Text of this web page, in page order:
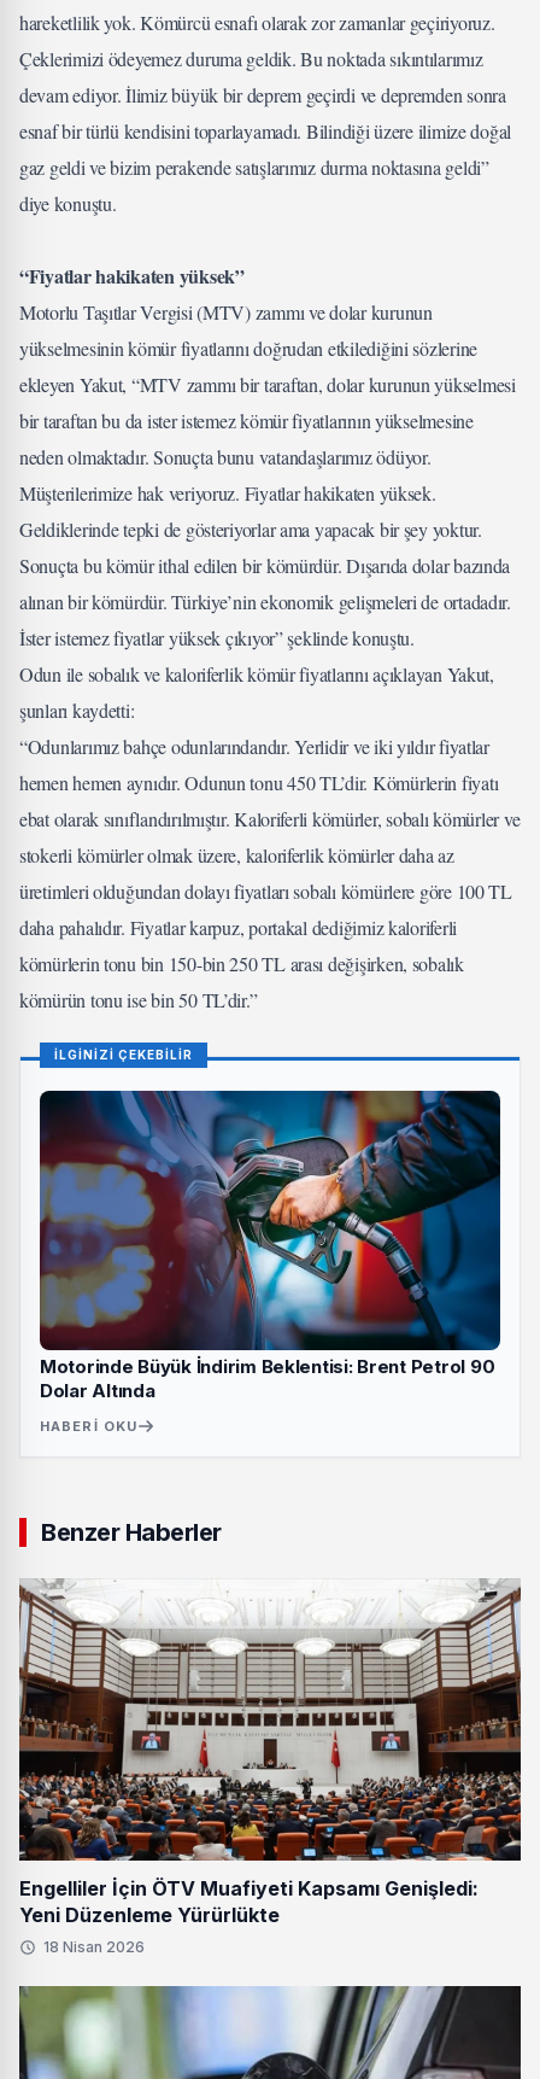
hareketlilik yok. Kömürcü esnafı olarak zor zamanlar geçiriyoruz.
Çeklerimizi ödeyemez duruma geldik. Bu noktada sıkıntılarımız
devam ediyor. İlimiz büyük bir deprem geçirdi ve depremden sonra
esnaf bir türlü kendisini toparlayamadı. Bilindiği üzere ilimize doğal
gaz geldi ve bizim perakende satışlarımız durma noktasına geldi”
diye konuştu.
“Fiyatlar hakikaten yüksek”
Motorlu Taşıtlar Vergisi (MTV) zammı ve dolar kurunun
yükselmesinin kömür fiyatlarını doğrudan etkilediğini sözlerine
ekleyen Yakut, “MTV zammı bir taraftan, dolar kurunun yükselmesi
bir taraftan bu da ister istemez kömür fiyatlarının yükselmesine
neden olmaktadır. Sonuçta bunu vatandaşlarımız ödüyor.
Müşterilerimize hak veriyoruz. Fiyatlar hakikaten yüksek.
Geldiklerinde tepki de gösteriyorlar ama yapacak bir şey yoktur.
Sonuçta bu kömür ithal edilen bir kömürdür. Dışarıda dolar bazında
alınan bir kömürdür. Türkiye’nin ekonomik gelişmeleri de ortadadır.
İster istemez fiyatlar yüksek çıkıyor” şeklinde konuştu.
Odun ile sobalık ve kaloriferlik kömür fiyatlarını açıklayan Yakut,
şunları kaydetti:
“Odunlarımız bahçe odunlarındandır. Yerlidir ve iki yıldır fiyatlar
hemen hemen aynıdır. Odunun tonu 450 TL’dir. Kömürlerin fiyatı
ebat olarak sınıflandırılmıştır. Kaloriferli kömürler, sobalı kömürler ve
stokerli kömürler olmak üzere, kaloriferlik kömürler daha az
üretimleri olduğundan dolayı fiyatları sobalı kömürlere göre 100 TL
daha pahalıdır. Fiyatlar karpuz, portakal dediğimiz kaloriferli
kömürlerin tonu bin 150-bin 250 TL arası değişirken, sobalık
kömürün tonu ise bin 50 TL’dir.”
İLGİNİZİ ÇEKEBİLİR
Motorinde Büyük İndirim Beklentisi: Brent Petrol 90
Dolar Altında
HABERI OKU
Benzer Haberler
Engelliler İçin ÖTV Muafiyeti Kapsamı Genişledi:
Yeni Düzenleme Yürürlükte
18 Nisan 2026